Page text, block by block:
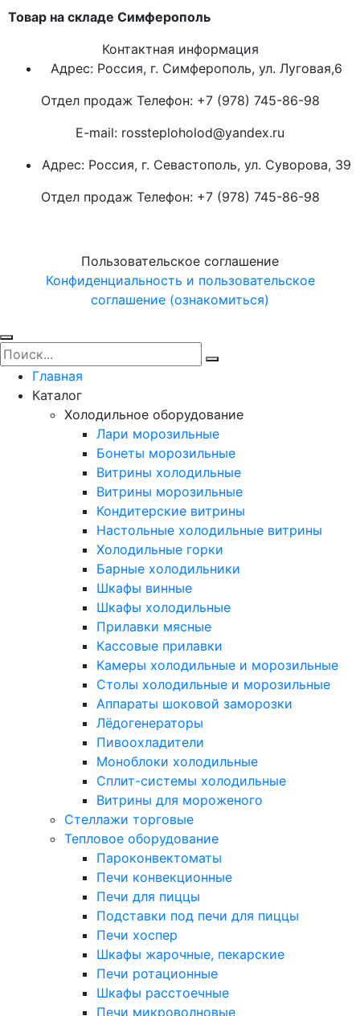
Товар на складе Симферополь
Контактная информация
Адрес: Россия, г. Симферополь, ул. Луговая,6
Отдел продаж Телефон: +7 (978) 745-86-98
E-mail: rossteploholod@yandex.ru
Адрес: Россия, г. Севастополь, ул. Суворова, 39
Отдел продаж Телефон: +7 (978) 745-86-98
Пользовательское соглашение
Конфиденциальность и пользовательское
соглашение (ознакомиться)
Главная
Каталог
Холодильное оборудование
Лари морозильные
Бонеты морозильные
Витрины холодильные
Витрины морозильные
Кондитерские витрины
Настольные холодильные витрины
Холодильные горки
Барные холодильники
Шкафы винные
Шкафы холодильные
Прилавки мясные
Кассовые прилавки
Камеры холодильные и морозильные
Столы холодильные и морозильные
Аппараты шоковой заморозки
Лёдогенераторы
Пивоохладители
Моноблоки холодильные
Сплит-системы холодильные
Витрины для мороженого
Стеллажи торговые
Тепловое оборудование
Пароконвектоматы
Печи конвекционные
Печи для пиццы
Подставки под печи для пиццы
Печи хоспер
Шкафы жарочные, пекарские
Печи ротационные
Шкафы расстоечные
Печи микроволновые